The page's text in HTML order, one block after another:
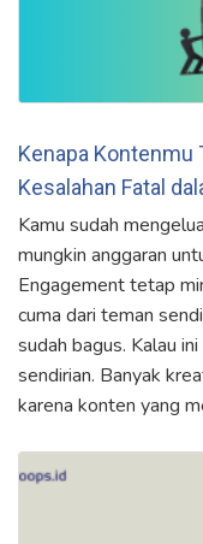
Kenapa Kontenmu
Kesalahan Fatal
Kamu sudah
mungkin anggaran
Engagement tetap
cuma dari teman
sudah bagus. Kalau
sendirian. Banyak
karena konten yang